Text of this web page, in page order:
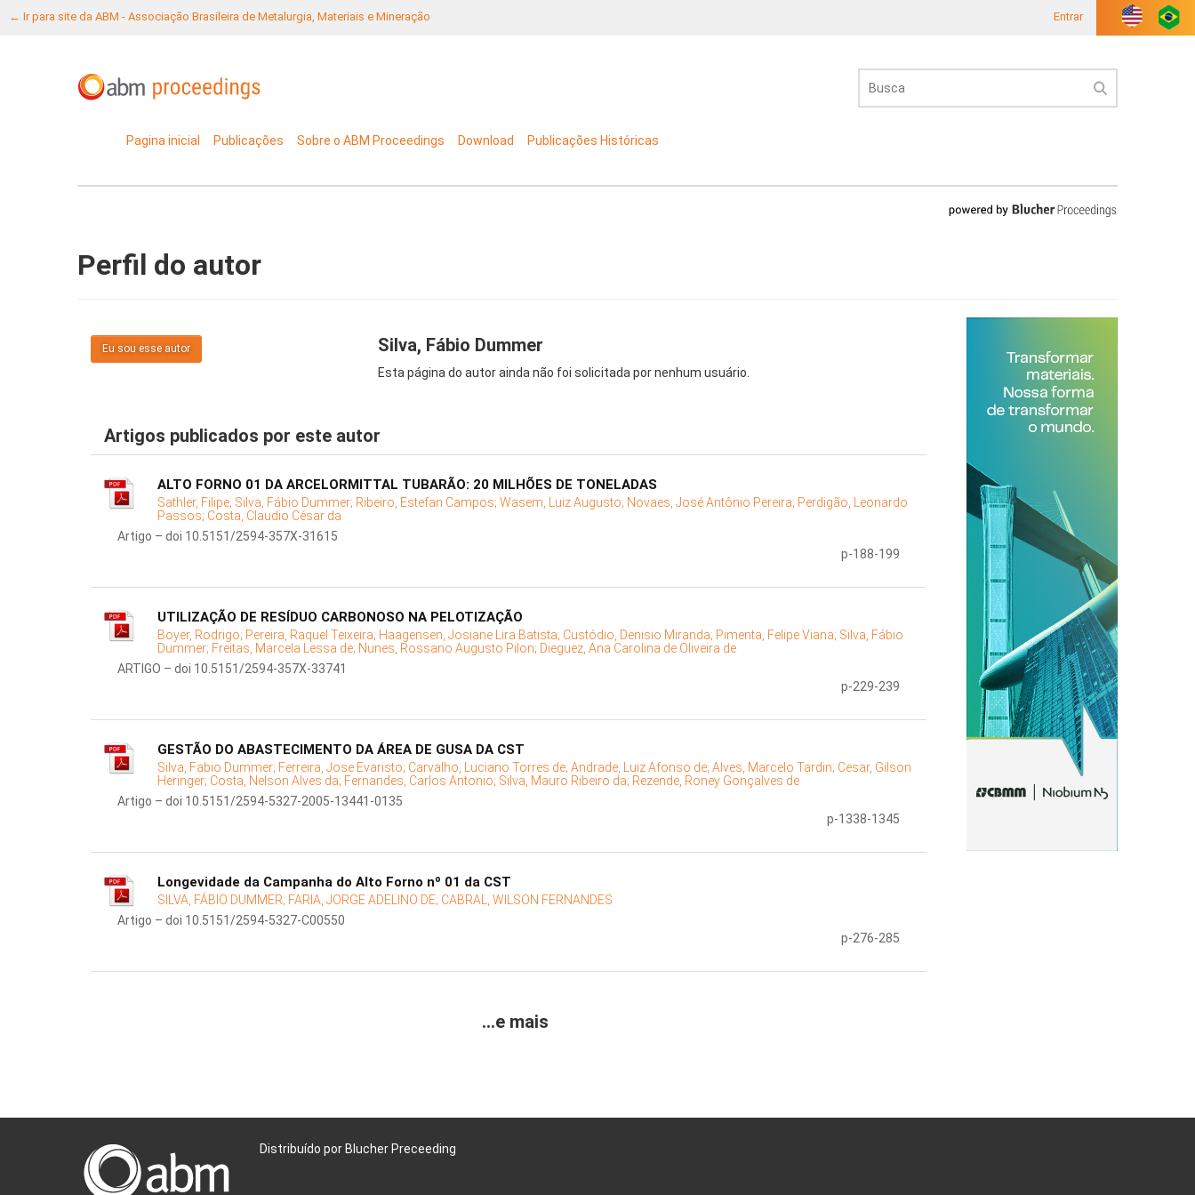
← Ir para site da ABM - Associação Brasileira de Metalurgia, Materiais e Mineração Entrar
Pagina inicial Publicações Sobre o ABM Proceedings Download Publicações Históricas
Perfil do autor
Eu sou esse autor Silva, Fábio Dummer
Esta página do autor ainda não foi solicitada por nenhum usuário.
Artigos publicados por este autor
ALTO FORNO 01 DA ARCELORMITTAL TUBARÃO: 20 MILHÕES DE TONELADAS
Sathler, Filipe; Silva, Fábio Dummer; Ribeiro, Estefan Campos; Wasem, Luiz Augusto; Novaes, José Antônio Pereira; Perdigão, Leonardo
Passos; Costa, Claudio César da
Artigo – doi 10.5151/2594-357X-31615
p-188-199
UTILIZAÇÃO DE RESÍDUO CARBONOSO NA PELOTIZAÇÃO
Boyer, Rodrigo; Pereira, Raquel Teixeira; Haagensen, Josiane Lira Batista; Custódio, Denisio Miranda; Pimenta, Felipe Viana; Silva, Fábio
Dummer; Freitas, Marcela Lessa de; Nunes, Rossano Augusto Pilon; Dieguez, Ana Carolina de Oliveira de
ARTIGO – doi 10.5151/2594-357X-33741
p-229-239
GESTÃO DO ABASTECIMENTO DA ÁREA DE GUSA DA CST
Silva, Fabio Dummer; Ferreira, Jose Evaristo; Carvalho, Luciano Torres de; Andrade, Luiz Afonso de; Alves, Marcelo Tardin; Cesar, Gilson
Heringer; Costa, Nelson Alves da; Fernandes, Carlos Antonio; Silva, Mauro Ribeiro da; Rezende, Roney Gonçalves de
Artigo – doi 10.5151/2594-5327-2005-13441-0135
p-1338-1345
Longevidade da Campanha do Alto Forno nº 01 da CST
SILVA, FÁBIO DUMMER; FARIA, JORGE ADELINO DE; CABRAL, WILSON FERNANDES
Artigo – doi 10.5151/2594-5327-C00550
p-276-285
...e mais
Distribuído por Blucher Preceeding